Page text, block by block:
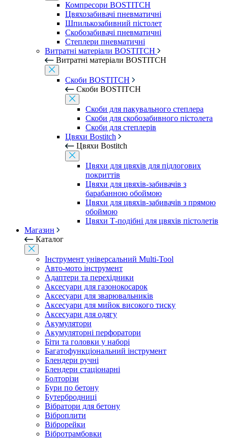
Компресори BOSTITCH
Цвяхозабивачі пневматичні
Шпилькозабивний пістолет
Скобозабивачі пневматичні
Степлери пневматичні
Витратні матеріали BOSTITCH
Витратні матеріали BOSTITCH
Скоби BOSTITCH
Скоби BOSTITCH
Скоби для пакувального степлера
Скоби для скобозабивного пістолета
Скоби для степлерів
Цвяхи Bostitch
Цвяхи Bostitch
Цвяхи для цвяхів для підлогових
покриттів
Цвяхи для цвяхів-забивачів з
барабанною обоймою
Цвяхи для цвяхів-забивачів з прямою
обоймою
Цвяхи Т-подібні для цвяхів пістолетів
Магазин
Каталог
Інструмент універсальний Multi-Tool
Авто-мото інструмент
Адаптери та перехідники
Аксесуари для газонокосарок
Аксесуари для зварювальників
Аксесуари для мийок високого тиску
Аксесуари для одягу
Акумулятори
Акумуляторні перфоратори
Біти та головки у наборі
Багатофункціональний інструмент
Блендери ручні
Блендери стаціонарні
Болторізи
Бури по бетону
Бутербродниці
Вібратори для бетону
Віброплити
Віброрейки
Вібротрамбовки